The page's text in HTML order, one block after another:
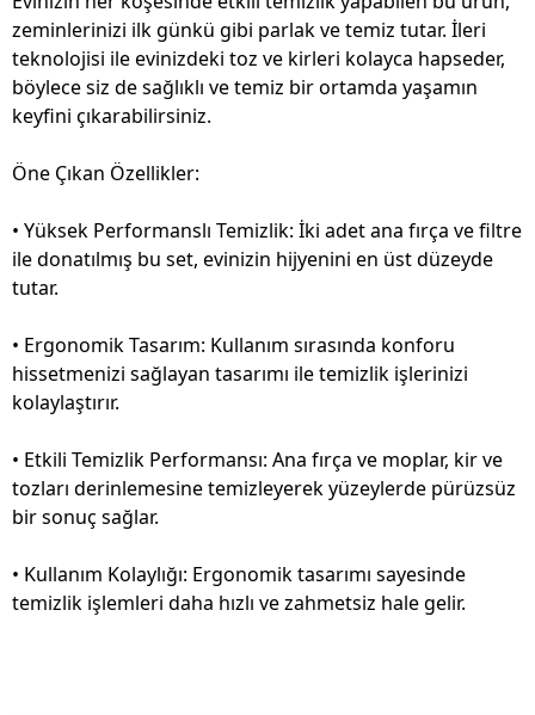
zeminlerinizi ilk günkü gibi parlak ve temiz tutar. İleri
teknolojisi ile evinizdeki toz ve kirleri kolayca hapseder,
böylece siz de sağlıklı ve temiz bir ortamda yaşamın
keyfini çıkarabilirsiniz.
Öne Çıkan Özellikler:
• Yüksek Performanslı Temizlik: İki adet ana fırça ve filtre
ile donatılmış bu set, evinizin hijyenini en üst düzeyde
tutar.
• Ergonomik Tasarım: Kullanım sırasında konforu
hissetmenizi sağlayan tasarımı ile temizlik işlerinizi
kolaylaştırır.
• Etkili Temizlik Performansı: Ana fırça ve moplar, kir ve
tozları derinlemesine temizleyerek yüzeylerde pürüzsüz
bir sonuç sağlar.
• Kullanım Kolaylığı: Ergonomik tasarımı sayesinde
temizlik işlemleri daha hızlı ve zahmetsiz hale gelir.